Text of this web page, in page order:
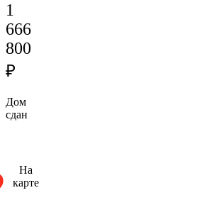
1
666
800
₽
Дом
сдан
На
карте